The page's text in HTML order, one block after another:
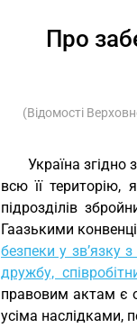
Про
(Відомості
Україна згідно з
всю її територію,
підрозділів
Гаазькими
безпеки у зв’язку
дружбу,
правовим актам є
усіма наслідками,